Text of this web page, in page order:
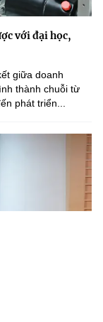
với đại học,
giữa doanh
thành chuỗi từ
phát triển...